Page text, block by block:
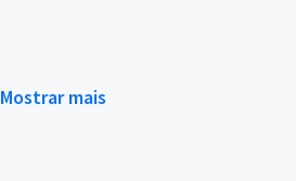
Mostrar mais